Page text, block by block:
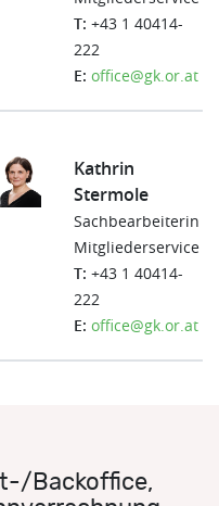
T: +43 1 40414-
222
E: office@gk.or.at
Kathrin
Stermole
Sachbearbeiterin
Mitgliederservice
T: +43 1 40414-
222
E: office@gk.or.at
Backoffice,